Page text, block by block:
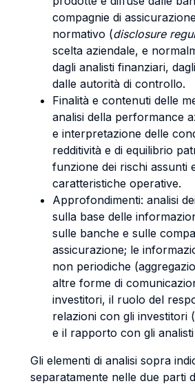
compagnie di
normativo (disclosure
scelta aziendale, e
dagli analisti finanziari,
dalle autorità di controllo.
Finalità e contenuti delle
analisi della performance
e interpretazione delle
redditività e di equilibrio
funzione dei rischi assunti
caratteristiche operative.
Approfondimenti: analisi
sulla base delle
sulle banche e sulle
assicurazione; le
non periodiche
altre forme di
investitori, il ruolo del
relazioni con gli investitori (
e il rapporto con gli
Gli elementi di analisi sopra
separatamente nelle due parti